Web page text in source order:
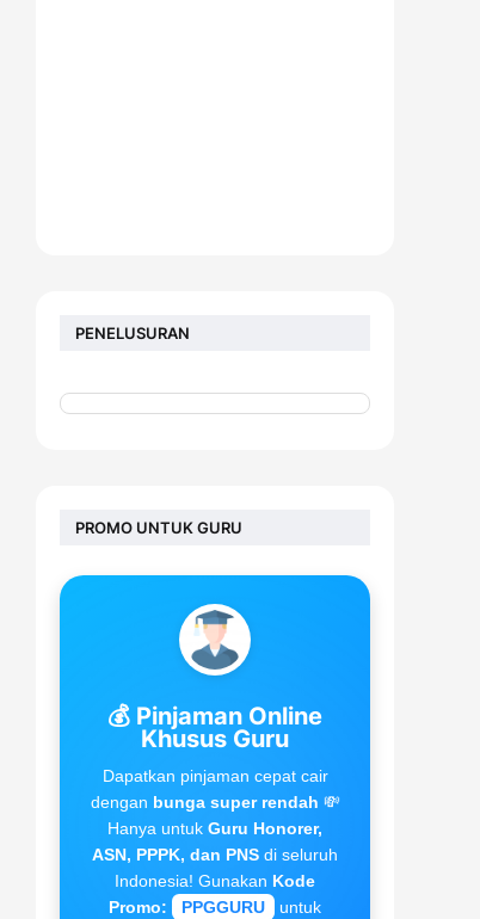
PENELUSURAN
PROMO UNTUK GURU
💰 Pinjaman Online
Khusus Guru
Dapatkan pinjaman cepat cair
dengan bunga super rendah 💸
Hanya untuk Guru Honorer,
ASN, PPPK, dan PNS di seluruh
Indonesia! Gunakan Kode
Promo:
PPGGURU
untuk